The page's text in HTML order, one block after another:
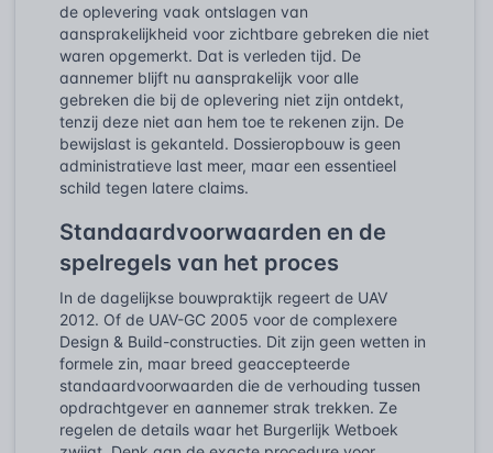
de oplevering vaak ontslagen van
aansprakelijkheid voor zichtbare gebreken die niet
waren opgemerkt. Dat is verleden tijd. De
aannemer blijft nu aansprakelijk voor alle
gebreken die bij de oplevering niet zijn ontdekt,
tenzij deze niet aan hem toe te rekenen zijn. De
bewijslast is gekanteld. Dossieropbouw is geen
administratieve last meer, maar een essentieel
schild tegen latere claims.
Standaardvoorwaarden en de
spelregels van het proces
In de dagelijkse bouwpraktijk regeert de UAV
2012. Of de UAV-GC 2005 voor de complexere
Design & Build-constructies. Dit zijn geen wetten in
formele zin, maar breed geaccepteerde
standaardvoorwaarden die de verhouding tussen
opdrachtgever en aannemer strak trekken. Ze
regelen de details waar het Burgerlijk Wetboek